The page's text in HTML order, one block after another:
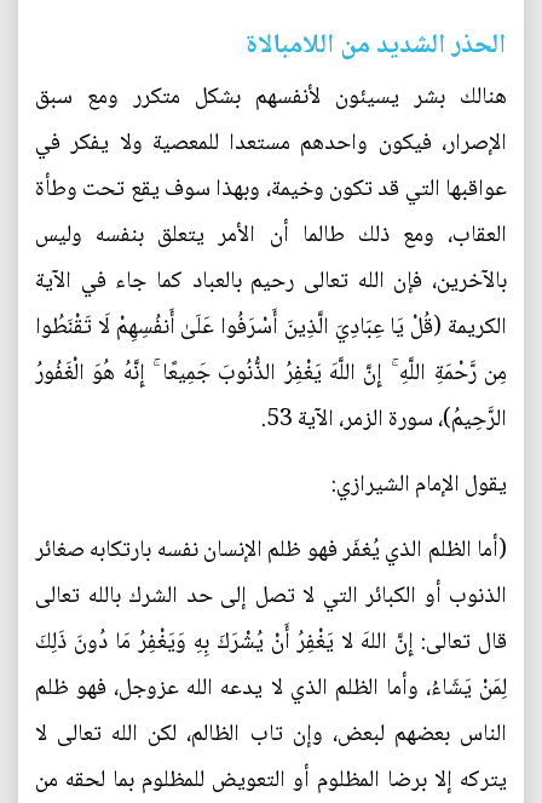
الحذر الشديد من اللامبالاة
هنالك بشر يسيئون لأنفسهم بشكل متكرر ومع سبق
الإصرار، فيكون واحدهم مستعدا للمعصية ولا يفكر في
عواقبها التي قد تكون وخيمة، وبهذا سوف يقع تحت وطأة
العقاب، ومع ذلك طالما أن الأمر يتعلق بنفسه وليس
بالآخرين، فإن الله تعالى رحيم بالعباد كما جاء في الآية
الكريمة (قُلْ يَا عِبَادِيَ الَّذِينَ أَسْرَفُوا عَلَىٰ أَنفُسِهِمْ لَا تَقْنَطُوا
مِن رَّحْمَةِ اللَّهِ ۚ إِنَّ اللَّهَ يَغْفِرُ الذُّنُوبَ جَمِيعًا ۚ إِنَّهُ هُوَ الْغَفُورُ
الرَّحِيمُ)، سورة الزمر، الآية 53.
يقول الإمام الشيرازي:
(أما الظلم الذي يُغفَر فهو ظلم الإنسان نفسه بارتكابه صغائر
الذنوب أو الكبائر التي لا تصل إلى حد الشرك بالله تعالى
قال تعالى: إِنَّ اللهَ لا يَغْفِرُ أَنْ يُشْرَكَ بِهِ وَيَغْفِرُ مَا دُونَ ذَلِكَ
لِمَنْ يَشَاءُ، وأما الظلم الذي لا يدعه الله عزوجل، فهو ظلم
الناس بعضهم لبعض، وإن تاب الظالم، لكن الله تعالى لا
يتركه إلا برضا المظلوم أو التعويض للمظلوم بما لحقه من